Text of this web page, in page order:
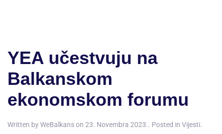
YEA učestvuju na
Balkanskom
ekonomskom forumu
Written byWeBalkanson 23. Novembra 2023.. Posted in Vijesti.